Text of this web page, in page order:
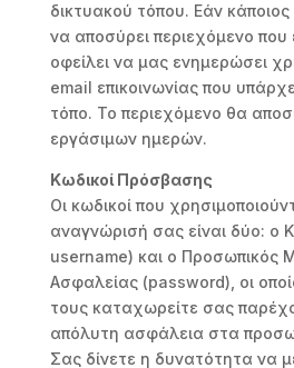
δικτυακού τόπου. Εάν
να αποσύρει περιεχόμενο που
οφείλει να μας ενημερώσει
email επικοινωνίας που
τόπο. Το περιεχόμενο θα
εργάσιμων ημερών.
Κωδικοί Πρόσβασης
Οι κωδικοί που
αναγνώρισή σας είναι δύο: ο
username) και ο Προσωπικός
Ασφαλείας (password), οι
τους καταχωρείτε σας
απόλυτη ασφάλεια στα
Σας δίνετε η δυνατότητα να